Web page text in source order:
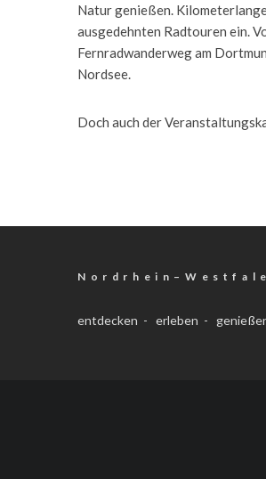
Natur genießen.
ausgedehnten Radtouren ein.
Fernradwanderweg am
Nordsee.
Doch auch der
N o r d r h e i n – W e s t f a l
entdecken - erleben -